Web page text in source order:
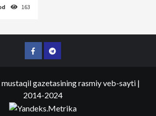
163
FacebookTelegram
gazetasining rasmiy veb-sayti |
2014-2024